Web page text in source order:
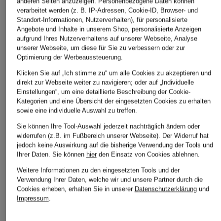
verarbeitet werden (z. B. IP-Adressen, Cookie-ID, Browser- und
Standort-Informationen, Nutzerverhalten), für personalisierte
Angebote und Inhalte in unserem Shop, personalisierte Anzeigen
aufgrund Ihres Nutzerverhaltens auf unserer Webseite, Analyse
unserer Webseite, um diese für Sie zu verbessern oder zur
Optimierung der Werbeaussteuerung.
Klicken Sie auf „Ich stimme zu“ um alle Cookies zu akzeptieren und
direkt zur Webseite weiter zu navigieren; oder auf „Individuelle
Einstellungen“, um eine detaillierte Beschreibung der Cookie-
Kategorien und eine Übersicht der eingesetzten Cookies zu erhalten
sowie eine individuelle Auswahl zu treffen.
Sie können Ihre Tool-Auswahl jederzeit nachträglich ändern oder
widerrufen (z.B. im Fußbereich unserer Webseite). Der Widerruf hat
jedoch keine Auswirkung auf die bisherige Verwendung der Tools und
Ihrer Daten. Sie können hierden Einsatz von Cookies ablehnen.
Weitere Informationen zu den eingesetzten Tools und der
Verwendung Ihrer Daten, welche wir und unsere Partner durch die
Cookies erheben, erhalten Sie in unserer Datenschutzerklärungund
Impressum.